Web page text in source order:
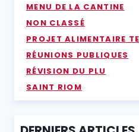
MENU DE LA CANTINE
NON CLASSÉ
PROJET ALIMENTAIRE
RÉUNIONS PUBLIQUES
RÉVISION DU PLU
SAINT RIOM